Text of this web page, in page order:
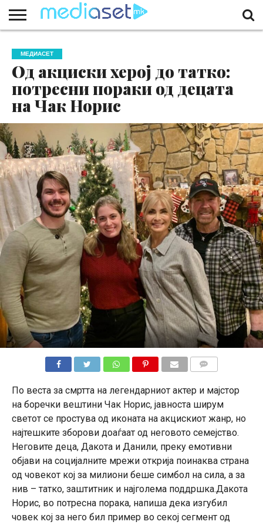
НАС
КОНТАКТ
МАРКЕТИНГ
ПОЧЕТНА
МЕДИАСЕТ
Од акциски херој до татко:
потресни пораки од децата
на Чак Норис
По веста за смртта на легендарниот актер и мајстор
на боречки вештини Чак Норис, јавноста ширум
светот се простува од иконата на акцискиот жанр, но
најтешките зборови доаѓаат од неговото семејство.
Неговите деца, Дакота и Данили, преку емотивни
објави на социјалните мрежи открија поинаква страна
од човекот кој за милиони беше симбол на сила, а за
нив – татко, заштитник и најголема поддршка.Дакота
Норис, во потресна порака, напиша дека изгубил
човек кој за него бил пример во секој сегмент од